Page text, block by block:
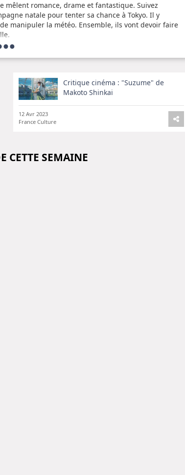
mêlent romance, drame et fantastique. Suivez
natale pour tenter sa chance à Tokyo. Il y
manipuler la météo. Ensemble, ils vont devoir faire
« Suzume » est un véritable bijou de
pour découvrir ce film incontournable sur grand
Critique cinéma : "Suzume" de
Makoto Shinkai
12 Avr 2023
France Culture
CETTE SEMAINE